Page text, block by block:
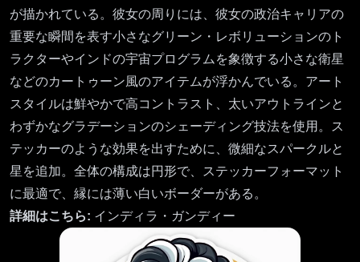
が描かれている。彼女の周りには、彼女の政治キャリアの
重要な瞬間を表す小さなグリーン・レボリューションのト
ラクターやインドの宇宙プログラムを象徴する小さな衛星
などのカートゥーン風のアイテムが浮かんでいる。アート
スタイルは鮮やかで高コントラスト、太いアウトラインと
わずかなグラデーションのシェーディング技法を使用。ス
テッカーのような効果を出すために、微細なスパークルと
星を追加。全体の構成は円形で、ステッカーフォーマット
に最適で、縁には薄い白いボーダーがある。
詳細はこちら: インディラ・ガンディー